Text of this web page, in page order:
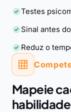
Testes
Sinal antes
Reduz o
Mapeie